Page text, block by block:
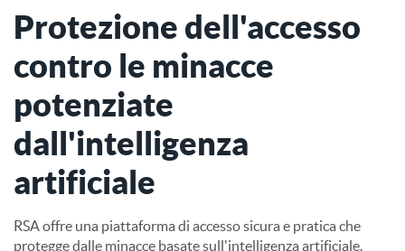
Protezione dell'accesso
contro le minacce
potenziate
dall'intelligenza
artificiale
RSA offre una piattaforma di accesso sicura e pratica che
protegge dalle minacce basate sull'intelligenza artificiale.